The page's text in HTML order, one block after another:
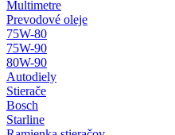
Multimetre
Prevodové oleje
75W-80
75W-90
80W-90
Autodiely
Stierače
Bosch
Starline